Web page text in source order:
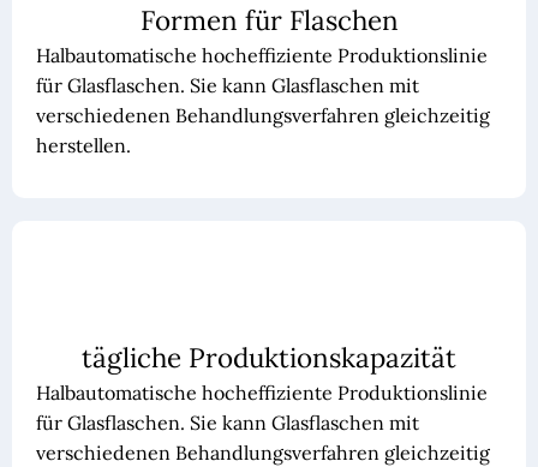
Formen für Flaschen
Halbautomatische hocheffiziente Produktionslinie
für Glasflaschen. Sie kann Glasflaschen mit
verschiedenen Behandlungsverfahren gleichzeitig
herstellen.
tägliche Produktionskapazität
Halbautomatische hocheffiziente Produktionslinie
für Glasflaschen. Sie kann Glasflaschen mit
verschiedenen Behandlungsverfahren gleichzeitig